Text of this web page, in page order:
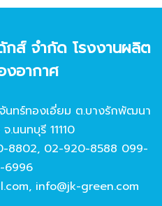
กส์ จํากัด โรงงานผลิต
งอากาศ
นทร์ทองเอี่ยม ต.บางรักพัฒนา
.นนทบุรี 11110
8802, 02-920-8588 099-
6996
, info@jk-green.com